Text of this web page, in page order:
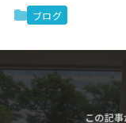
ブログ